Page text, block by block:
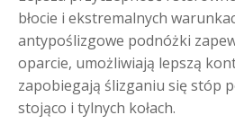
błocie i ekstremalnych
antypoślizgowe podnóżki
oparcie, umożliwiają lepszą
zapobiegają ślizganiu się stóp
stojąco i tylnych kołach.